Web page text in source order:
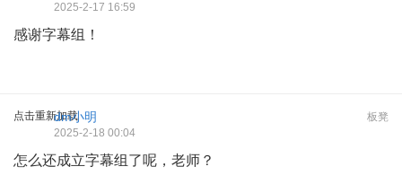
2025-2-17 16:59
感谢字幕组！
点击重新加载 板凳
dm小明
2025-2-18 00:04
怎么还成立字幕组了呢，老师？